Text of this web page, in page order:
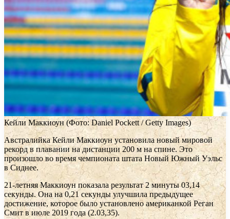
Кейли Маккиоун(Фото: Daniel Pockett / Getty Images)
Австралийка Кейли Маккиоун установила новый мировой
рекорд в плавании на дистанции 200 м на спине. Это
произошло во время чемпионата штата Новый Южный Уэльс
в Сиднее.
21-летняя Маккиоун показала результат 2 минуты 03,14
секунды. Она на 0,21 секунды улучшила предыдущее
достижение, которое было установлено американкой Реган
Смит в июле 2019 года (2.03,35).